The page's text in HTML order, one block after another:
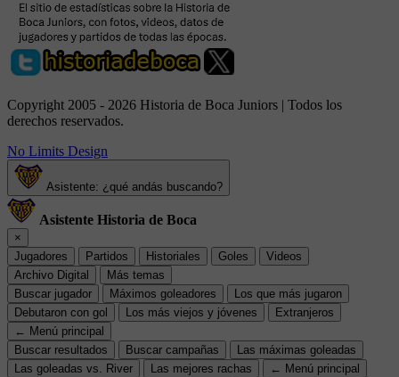
Copyright 2005 - 2026 Historia de Boca Juniors | Todos los
derechos reservados.
No Limits Design
Asistente: ¿qué andás buscando?
Asistente Historia de Boca
×
Jugadores
Partidos Historiales Goles
Videos
Archivo Digital
Más temas
Buscar jugador
Máximos goleadores
Los que más jugaron
Debutaron con gol
Los más viejos y jóvenes
Extranjeros
← Menú principal
Buscar resultados
Buscar campañas
Las máximas goleadas
Las goleadas vs. River
Las mejores rachas
← Menú principal